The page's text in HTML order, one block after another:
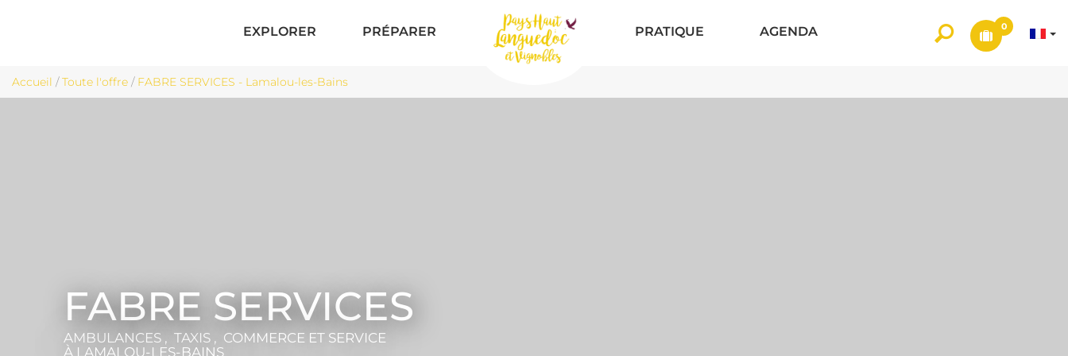
EXPLORER PRÉPARER PRATIQUE AGENDA 0
Accueil /Toute l'offre / FABRE SERVICES - Lamalou-les-Bains
FABRE SERVICES
AMBULANCES , TAXIS , COMMERCE ET SERVICE
À LAMALOU-LES-BAINS